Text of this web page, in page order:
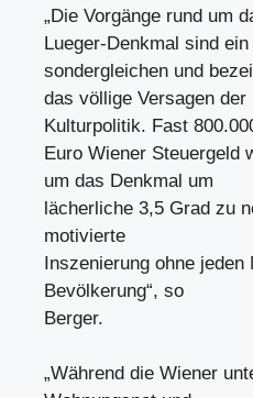
„Die Vorgänge rund um
Lueger-Denkmal sind ein
sondergleichen und
das völlige Versagen der
Kulturpolitik. Fast
Euro Wiener Steuergeld
um das Denkmal um
lächerliche 3,5 Grad zu
motivierte
Inszenierung ohne
Bevölkerung“, so
Berger.
„Während die Wiener